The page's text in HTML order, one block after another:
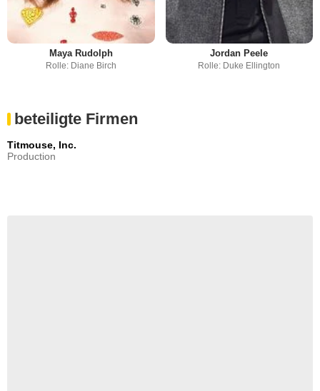
Maya Rudolph
Rolle: Diane Birch
Jordan Peele
Rolle: Duke Ellington
beteiligte Firmen
Titmouse, Inc.
Production